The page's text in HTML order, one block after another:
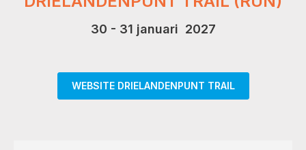
30 - 31 januari 2027
WEBSITE DRIELANDENPUNT TRAIL